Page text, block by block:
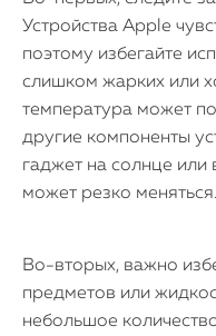
Устройства Apple
поэтому избегайте
слишком жарких или
температура может
другие компоненты
гаджет на солнце или
может резко меняться.
Во-вторых, важно
предметов или
небольшое